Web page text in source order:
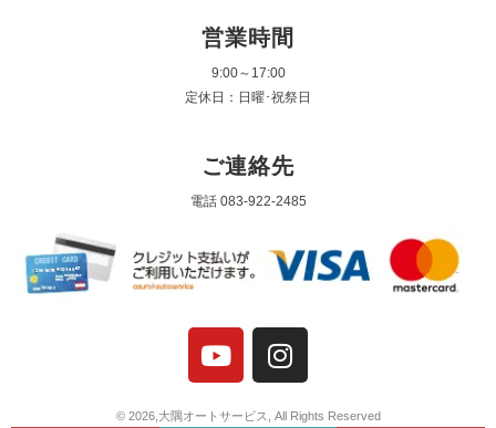
営業時間
9:00～17:00
定休日：日曜･祝祭日
ご連絡先
電話 083-922-2485
© 2026,大隅オートサービス, All Rights Reserved